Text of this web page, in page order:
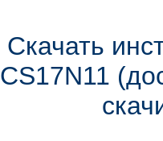
Скачать
CS17N11